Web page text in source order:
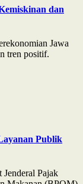
dan
Jawa
tren positif.
Publik
Pajak